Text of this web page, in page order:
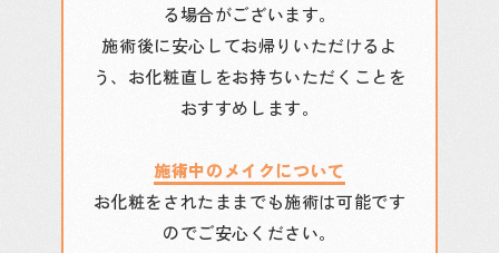
る場合がございます。
施術後に安心してお帰りいただけるよ
う、お化粧直しをお持ちいただくことを
おすすめします。
施術中のメイクについて
お化粧をされたままでも施術は可能です
のでご安心ください。